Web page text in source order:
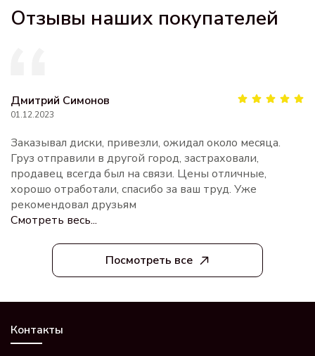
Отзывы наших покупателей
Посмотреть все
Дмитрий Симонов
01.12.2023
Заказывал диски, привезли, ожидал около месяца.
Груз отправили в другой город, застраховали,
продавец всегда был на связи. Цены отличные,
хорошо отработали, спасибо за ваш труд. Уже
рекомендовал друзьям
Смотреть весь...
Контакты